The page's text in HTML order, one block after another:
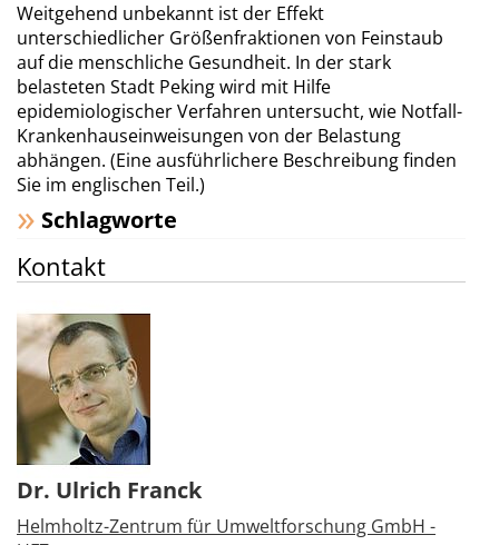
Weitgehend unbekannt ist der Effekt
unterschiedlicher Größenfraktionen von Feinstaub
auf die menschliche Gesundheit. In der stark
belasteten Stadt Peking wird mit Hilfe
epidemiologischer Verfahren untersucht, wie Notfall-
Krankenhauseinweisungen von der Belastung
abhängen. (Eine ausführlichere Beschreibung finden
Sie im englischen Teil.)
Schlagworte
Kontakt
Dr. Ulrich Franck
Helmholtz-Zentrum für Umweltforschung GmbH -